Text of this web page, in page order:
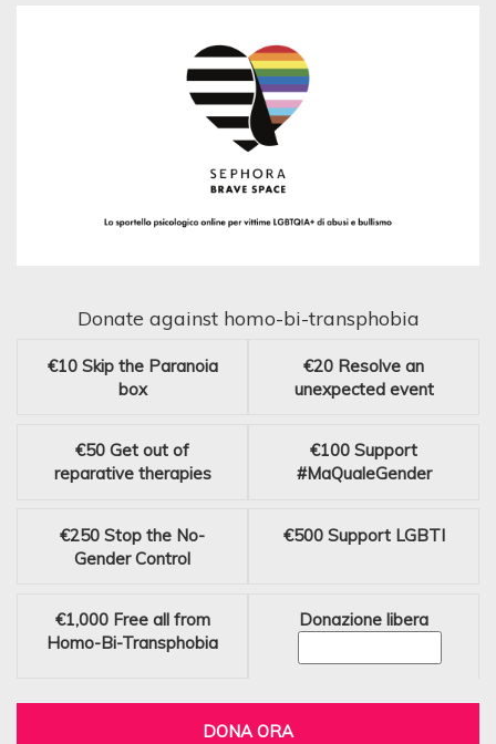
Donate against homo-bi-transphobia
€10 Skip the Paranoia
box
€20 Resolve an
unexpected event
€50 Get out of
reparative therapies
€100 Support
#MaQualeGender
€250 Stop the No-
Gender Control
€500 Support LGBTI
€1,000 Free all from
Homo-Bi-Transphobia
Donazione libera
DONA ORA